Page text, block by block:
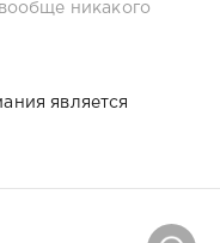
никакого
является